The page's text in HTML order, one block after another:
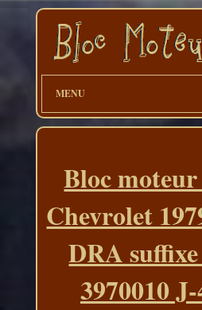
MENU
Bloc
Chevrolet
DRA
3970010